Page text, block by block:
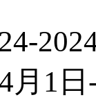
月1